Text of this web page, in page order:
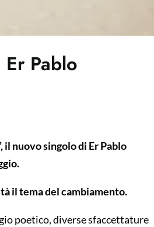
Pablo
il nuovo singolo di Er Pablo
il tema del cambiamento.
poetico, diverse sfaccettature